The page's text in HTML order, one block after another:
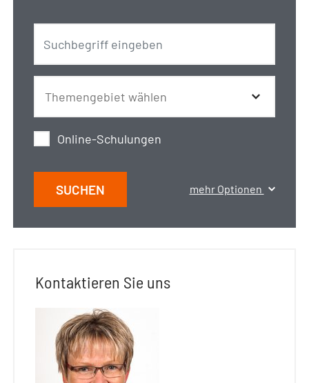
Online-Schulungen
SUCHEN mehr Optionen
Kontaktieren Sie uns